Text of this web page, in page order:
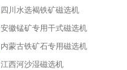
四川水选褐铁矿磁选机
安徽锰矿专用干式磁选机
内蒙古铁矿石专用磁选机
江西河沙湿磁选机